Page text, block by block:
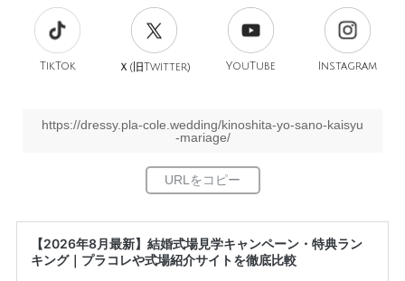
TikTok Ｘ(旧Twitter) YouTube Instagram
https://dressy.pla-cole.wedding/kinoshita-yo-sano-kaisyu
-mariage/
【2026年8月最新】結婚式場見学キャンペーン・特典ラン
キング｜プラコレや式場紹介サイトを徹底比較